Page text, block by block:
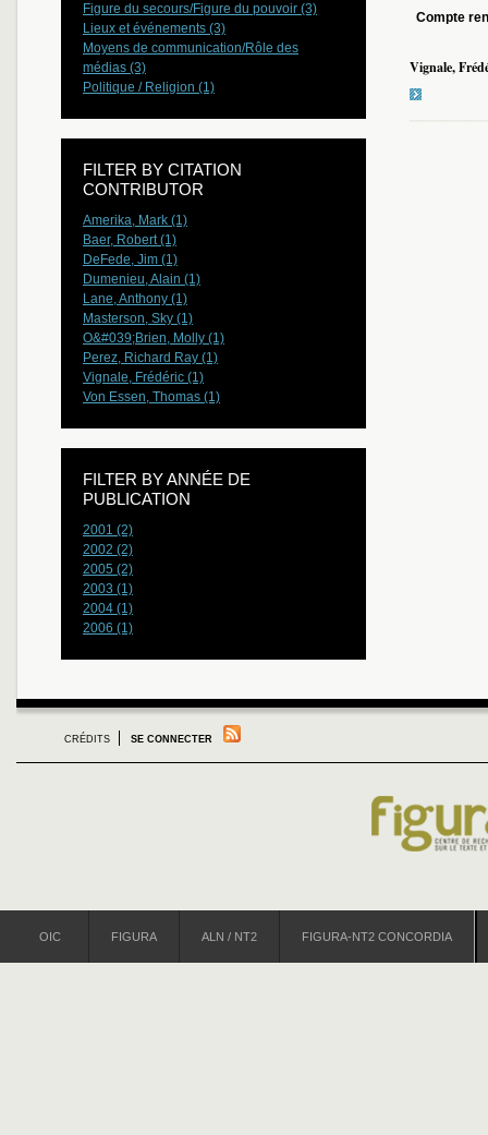
Compte
Vignale,
Figure du secours/Figure du pouvoir (3)
Lieux et événements (3)
Moyens de communication/Rôle des
médias (3)
Politique / Religion (1)
FILTER BY CITATION
CONTRIBUTOR
Amerika, Mark (1)
Baer, Robert (1)
DeFede, Jim (1)
Dumenieu, Alain (1)
Lane, Anthony (1)
Masterson, Sky (1)
O&#039;Brien, Molly (1)
Perez, Richard Ray (1)
Vignale, Frédéric (1)
Von Essen, Thomas (1)
FILTER BY ANNÉE DE
PUBLICATION
2001 (2)
2002 (2)
2005 (2)
2003 (1)
2004 (1)
2006 (1)
CRÉDITS SE CONNECTER
OIC FIGURA ALN / NT2 FIGURA-NT2 CONCORDIA